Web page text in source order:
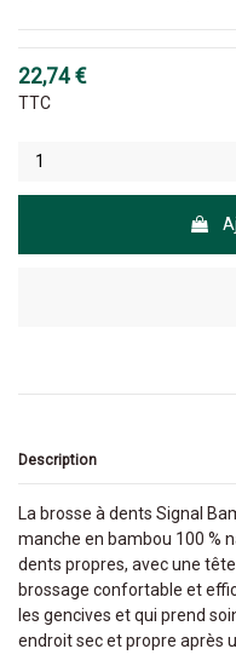
22,74 €
TTC
Description
La brosse à dents Signal
manche en bambou 100 %
dents propres, avec une
brossage confortable et
les gencives et qui prend
endroit sec et propre après